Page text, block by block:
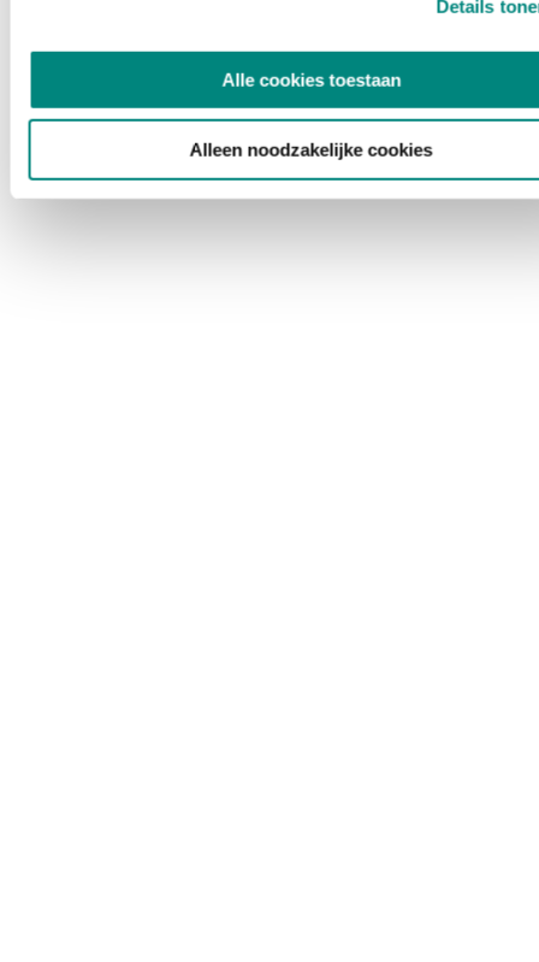
Details
Alle cookies toestaan
Alleen noodzakelijke cookies